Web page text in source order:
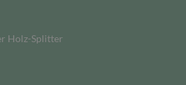
Holz-Splitter